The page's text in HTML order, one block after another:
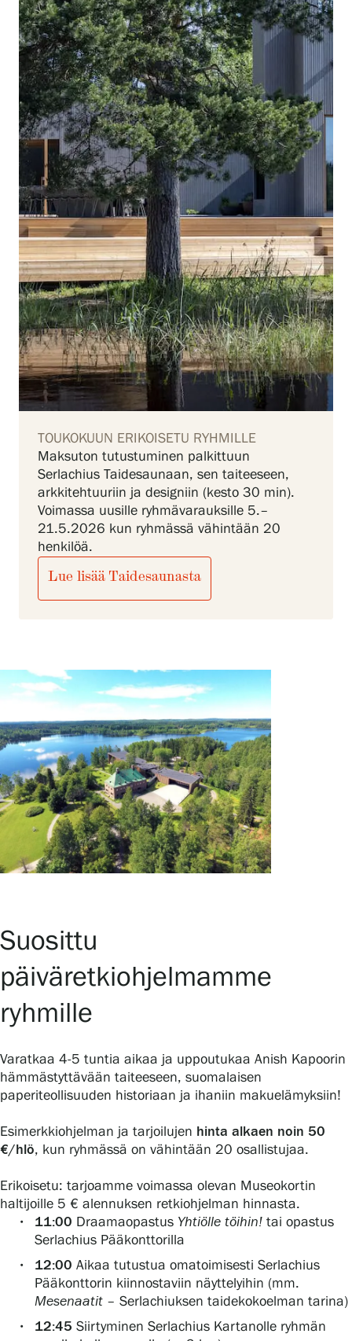
TOUKOKUUN ERIKOISETU RYHMILLE
Maksuton tutustuminen palkittuun
Serlachius Taidesaunaan, sen taiteeseen,
arkkitehtuuriin ja designiin (kesto 30 min).
Voimassa uusille ryhmävarauksille 5.–
21.5.2026 kun ryhmässä vähintään 20
henkilöä.
Lue lisää Taidesaunasta
Suosittu
päiväretkiohjelmamme
ryhmille
Varatkaa 4-5 tuntia aikaa ja uppoutukaa Anish Kapoorin
hämmästyttävään taiteeseen, suomalaisen
paperiteollisuuden historiaan ja ihaniin makuelämyksiin!
Esimerkkiohjelman ja tarjoilujen hinta alkaen noin 50
€/hlö, kun ryhmässä on vähintään 20 osallistujaa.
Erikoisetu: tarjoamme voimassa olevan Museokortin
haltijoille 5 € alennuksen retkiohjelman hinnasta.
11:00 Draamaopastus Yhtiölle töihin!tai opastus
Serlachius Pääkonttorilla
12:00 Aikaa tutustua omatoimisesti Serlachius
Pääkonttorin kiinnostaviin näyttelyihin (mm.
Mesenaatit– Serlachiuksen taidekokoelman tarina)
12:45 Siirtyminen Serlachius Kartanolle ryhmän